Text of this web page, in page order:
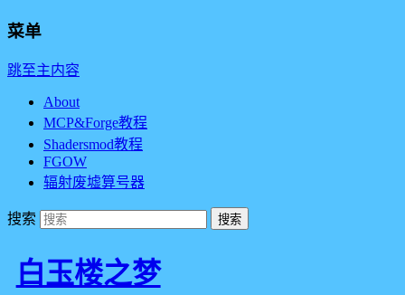
菜单
跳至主内容
About
MCP&Forge教程
Shadersmod教程
FGOW
辐射废墟算号器
搜索
白玉楼之梦